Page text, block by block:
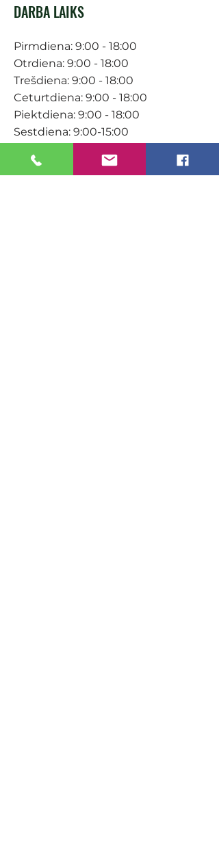
DARBA LAIKS
Pirmdiena: 9:00 - 18:00
Otrdiena: 9:00 - 18:00
Trešdiena: 9:00 - 18:00
Ceturtdiena: 9:00 - 18:00
Piektdiena: 9:00 - 18:00
Sestdiena: 9:00-15:00